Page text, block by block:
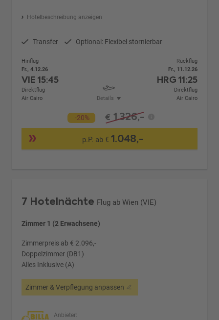
Hotelbeschreibung anzeigen
Transfer Optional: Flexibel stornierbar
Hinflug
Fr., 4.12.26
VIE15:45
Direktflug
Air Cairo
Details
Rückflug
Fr., 11.12.26
HRG 11:25
Direktflug
Air Cairo
-20% € 1.326,-
p.P. ab €1.048,-
7 Hotelnächte Flug ab Wien (VIE)
Zimmer 1 (2 Erwachsene)
Zimmerpreis ab € 2.096,-
Doppelzimmer (DB1)
Alles Inklusive (A)
Zimmer & Verpflegung anpassen
Anbieter: